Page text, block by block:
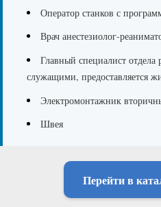
Оператор станков с
Врач анестезиолог-
Главный специалист отдела
служащими, предоставляется
Электромонтажник
Швея
Перейти в